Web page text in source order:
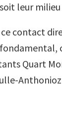
leur
contact
Quart
Anthonioz